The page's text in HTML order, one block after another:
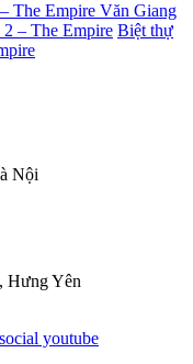
The Empire Văn Giang
Biệt thự
Nội
Hưng Yên